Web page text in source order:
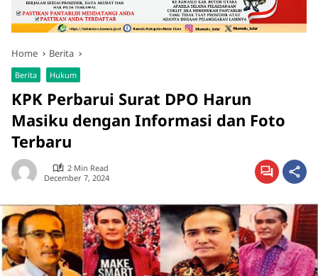
Home Berita
Berita Hukum
KPK Perbarui Surat DPO Harun
Masiku dengan Informasi dan Foto
Terbaru
2 Min Read
December 7, 2024